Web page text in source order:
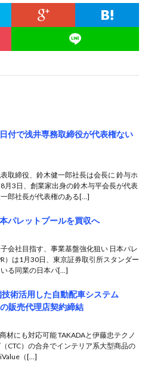
付で浅井専務取締役が代表権ない
取締役、鈴木健一郎社長は会長に 鈴与ホ
月3日、創業家出身の鈴木与平会長が代表
郎社長が代表権のある[…]
パレットプールを買収へ
会社目指す、事業基盤強化狙い 日本パレ
）は1月30日、東京証券取引所スタンダー
る同業の日本パ[…]
術活用した自動配車システム
販売代理店契約締結
材にも対応可能 TAKADAと伊藤忠テクノ
CTC）の合弁でインテリア系大型商品の
（[…]